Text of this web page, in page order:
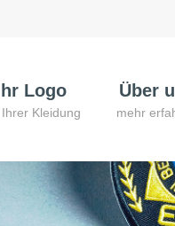
Logo
Kleidung
Über
mehr